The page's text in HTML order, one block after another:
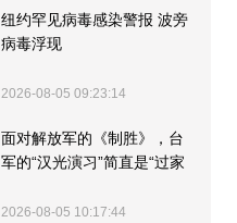
纽约罕见病毒感染警报 波旁
病毒浮现
2026-08-05 09:23:14
面对解放军的《制胜》，台
军的“汉光演习”简直是“过家
2026-08-05 10:17:44